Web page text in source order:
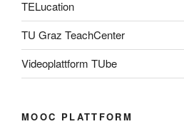
TELucation
TU Graz TeachCenter
Videoplattform TUbe
MOOC PLATTFORM